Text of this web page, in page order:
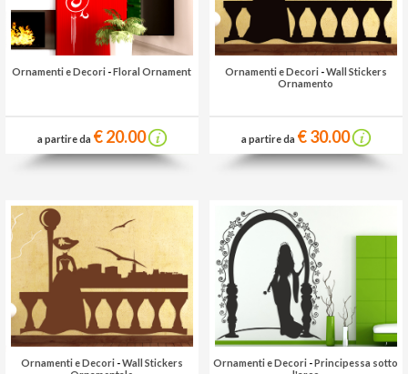
Ornamenti e Decori -Floral Ornament
a partire da € 20.00
Ornamenti e Decori -Wall Stickers
Ornamento
a partire da € 30.00
Ornamenti e Decori -Wall Stickers
Ornamenti e Decori -Principessa sotto